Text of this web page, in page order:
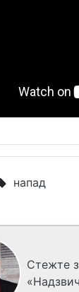
напад
Стежте